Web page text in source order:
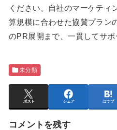
ください。自社のマーケティ
算規模に合わせた協賛プラン
のPR展開まで、一貫してサポ
未分類
ポスト シェア はてブ
コメントを残す